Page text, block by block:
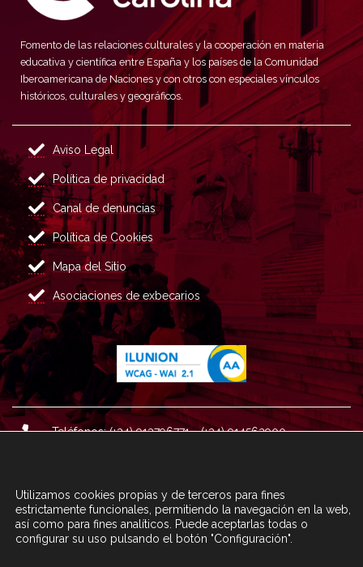
Fomento de las relaciones culturales y la cooperación en materia
educativa y científica entre España y los países de la Comunidad
Iberoamericana de Naciones y con otros con especiales vínculos
históricos, culturales y geográficos.
Aviso Legal
Política de privacidad
Canal de denuncias
Política de Cookies
Mapa del Sitio
Asociaciones de exbecarios
Teléfonos: (+34) 913796771 - (+34) 914562900
Correo : informacion@fundacioncarolina.es
CONTACTA CON FCA TRAVÉS DEL
Utilizamos cookies propias y de terceros para fines
estrictamente funcionales, permitiendo la navegación en la web,
así como para fines analíticos. Puede aceptarlas todas o
configurar su uso pulsando el botón "Configuración".